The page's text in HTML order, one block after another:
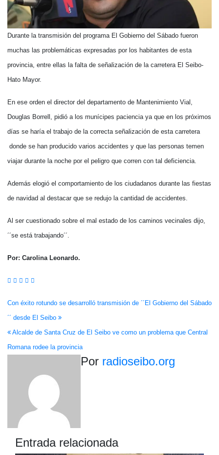
Durante la transmisión del programa El Gobierno del Sábado fueron
muchas las problemáticas expresadas por los habitantes de esta
provincia, entre ellas la falta de señalización de la carretera El Seibo-
Hato Mayor.
En ese orden el director del departamento de Mantenimiento Vial,
Douglas Borrell, pidió a los munícipes paciencia ya que en los próximos
días se haría el trabajo de la correcta señalización de esta carretera
donde se han producido varios accidentes y que las personas temen
viajar durante la noche por el peligro que corren con tal deficiencia.
Además elogió el comportamiento de los ciudadanos durante las fiestas
de navidad al destacar que se redujo la cantidad de accidentes.
Al ser cuestionado sobre el mal estado de los caminos vecinales dijo,
´´se está trabajando´´.
Por: Carolina Leonardo.
Navegación
de
entradas
Con éxito rotundo se desarrolló transmisión de ´´El Gobierno del Sábado
´´ desde El Seibo
Alcalde de Santa Cruz de El Seibo ve como un problema que Central
Romana rodee la provincia
Por radioseibo.org
Entrada relacionada